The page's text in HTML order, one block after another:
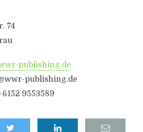
74
publishing.de
publishing.de
9553589